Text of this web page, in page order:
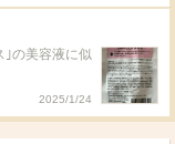
｣の美容液に似
2025/1/24